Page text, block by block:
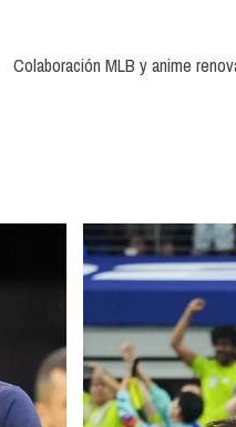
Colaboración MLB y anime